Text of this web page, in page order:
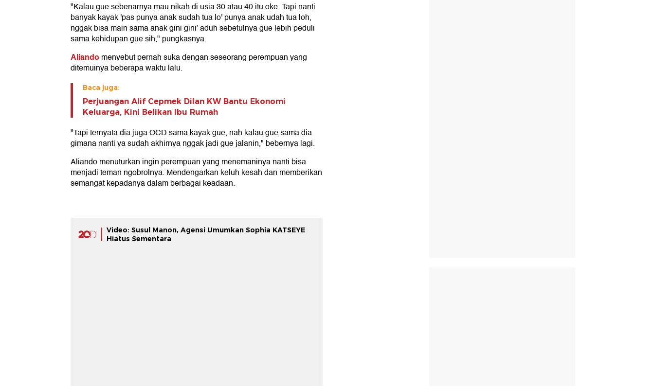
"Kalau gue sebenarnya mau nikah di usia 30 atau 40 itu oke. Tapi nanti
banyak kayak 'pas punya anak sudah tua lo' punya anak udah tua loh,
nggak bisa main sama anak gini gini' aduh sebetulnya gue lebih peduli
sama kehidupan gue sih," pungkasnya.
Aliandomenyebut pernah suka dengan seseorang perempuan yang
ditemuinya beberapa waktu lalu.
Baca juga:
Perjuangan Alif Cepmek Dilan KW Bantu Ekonomi
Keluarga, Kini Belikan Ibu Rumah
"Tapi ternyata dia juga OCD sama kayak gue, nah kalau gue sama dia
gimana nanti ya sudah akhirnya nggak jadi gue jalanin," bebernya lagi.
Aliando menuturkan ingin perempuan yang menemaninya nanti bisa
menjadi teman ngobrolnya. Mendengarkan keluh kesah dan memberikan
semangat kepadanya dalam berbagai keadaan.
Video: Susul Manon, Agensi Umumkan Sophia KATSEYE
Hiatus Sementara